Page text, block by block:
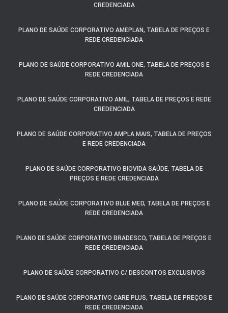
CREDENCIADA
PLANO DE SAÚDE CORPORATIVO AMEPLAN, TABELA DE PREÇOS E
REDE CREDENCIADA
PLANO DE SAÚDE CORPORATIVO AMIL ONE, TABELA DE PREÇOS E
REDE CREDENCIADA
PLANO DE SAÚDE CORPORATIVO AMIL, TABELA DE PREÇOS E REDE
CREDENCIADA
PLANO DE SAÚDE CORPORATIVO AMPLA MAIS, TABELA DE PREÇOS
E REDE CREDENCIADA
PLANO DE SAÚDE CORPORATIVO BIOVIDA SAÚDE, TABELA DE
PREÇOS E REDE CREDENCIADA
PLANO DE SAÚDE CORPORATIVO BLUE MED, TABELA DE PREÇOS E
REDE CREDENCIADA
PLANO DE SAÚDE CORPORATIVO BRADESCO, TABELA DE PREÇOS E
REDE CREDENCIADA
PLANO DE SAÚDE CORPORATIVO C/ DESCONTOS EXCLUSIVOS
PLANO DE SAÚDE CORPORATIVO CARE PLUS, TABELA DE PREÇOS E
REDE CREDENCIADA